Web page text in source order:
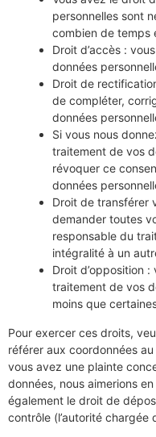
personnelles sont
combien de temps
Droit d’accès :
données
Droit de
de compléter,
données
Si vous nous
traitement de vos
révoquer ce
données
Droit de transférer
demander toutes
responsable du
intégralité à un
Droit d’opposition
traitement de vos
moins que
Pour exercer ces droits,
référer aux coordonnées
vous avez une plainte
données, nous aimerions
également le droit de
contrôle (l’autorité